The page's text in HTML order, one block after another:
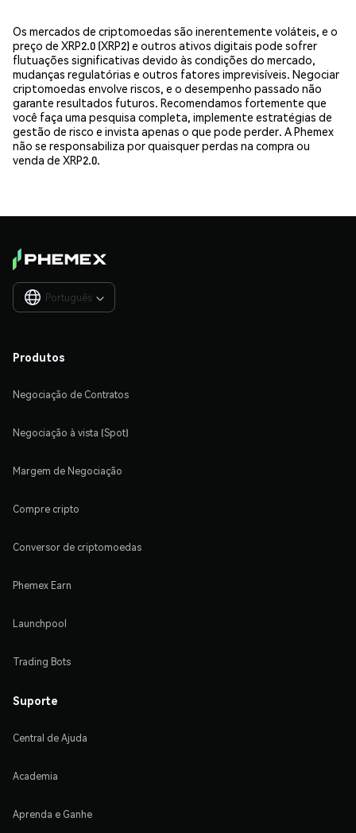
Os mercados de criptomoedas são inerentemente voláteis, e o
preço de XRP2.0 (XRP2) e outros ativos digitais pode sofrer
flutuações significativas devido às condições do mercado,
mudanças regulatórias e outros fatores imprevisíveis. Negociar
criptomoedas envolve riscos, e o desempenho passado não
garante resultados futuros. Recomendamos fortemente que
você faça uma pesquisa completa, implemente estratégias de
gestão de risco e invista apenas o que pode perder. A Phemex
não se responsabiliza por quaisquer perdas na compra ou
venda de XRP2.0.
Português 
Produtos
Negociação de Contratos
Negociação à vista (Spot)
Margem de Negociação
Compre cripto
Conversor de criptomoedas
Phemex Earn
Launchpool
Trading Bots
Suporte
Central de Ajuda
Academia
Aprenda e Ganhe